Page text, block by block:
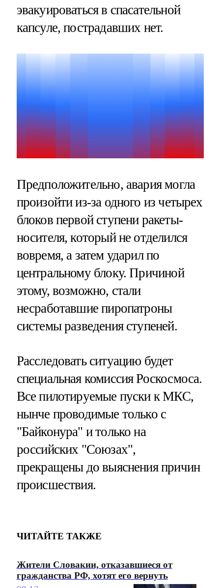
эвакуироваться в спасательной
капсуле, пострадавших нет.
Предположительно, авария могла
произойти из-за одного из четырех
блоков первой ступени ракеты-
носителя, который не отделился
вовремя, а затем ударил по
центральному блоку. Причиной
этому, возможно, стали
несработавшие пиропатроны
системы разведения ступеней.
Расследовать ситуацию будет
специальная комиссия Роскосмоса.
Все пилотируемые пуски к МКС,
нынче проводимые только с
"Байконура" и только на
российских "Союзах",
прекращены до выяснения причин
происшествия.
ЧИТАЙТЕ ТАКЖЕ
Жители Словакии, отказавшиеся от
гражданства РФ, хотят его вернуть